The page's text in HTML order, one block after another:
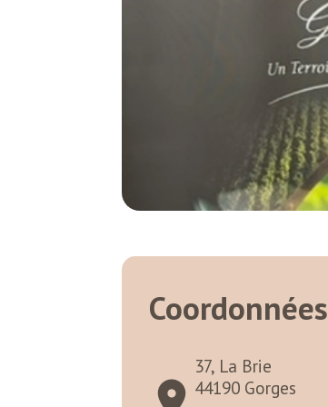
Coordonnées
37, La Brie
44190 Gorges